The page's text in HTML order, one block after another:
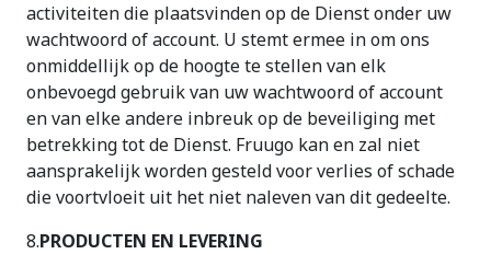
activiteiten die plaatsvinden op de Dienst onder uw
wachtwoord of account. U stemt ermee in om ons
onmiddellijk op de hoogte te stellen van elk
onbevoegd gebruik van uw wachtwoord of account
en van elke andere inbreuk op de beveiliging met
betrekking tot de Dienst. Fruugo kan en zal niet
aansprakelijk worden gesteld voor verlies of schade
die voortvloeit uit het niet naleven van dit gedeelte.
8.PRODUCTEN EN LEVERING